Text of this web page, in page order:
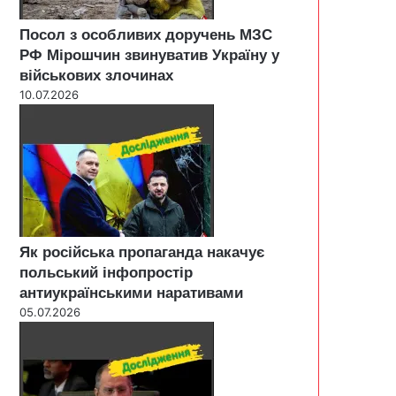
Посол з особливих доручень МЗС
РФ Мірошчин звинуватив Україну у
військових злочинах
10.07.2026
Як російська пропаганда накачує
польський інфопростір
антиукраїнськими наративами
05.07.2026